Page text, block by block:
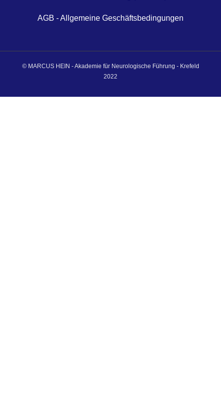
AGB - Allgemeine Geschäftsbedingungen
© MARCUS HEIN - Akademie für Neurologische Führung - Krefeld
2022